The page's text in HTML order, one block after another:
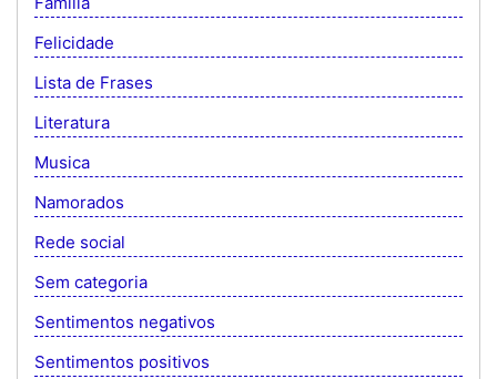
Felicidade
Lista de Frases
Literatura
Musica
Namorados
Rede social
Sem categoria
Sentimentos negativos
Sentimentos positivos